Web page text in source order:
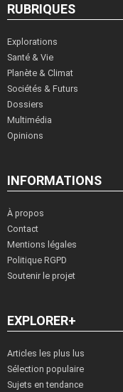
RUBRIQUES
Explorations
Santé & Vie
Planète & Climat
Sociétés & Futurs
Dossiers
Multimédia
Opinions
INFORMATIONS
À propos
Contact
Mentions légales
Politique RGPD
Soutenir le projet
EXPLORER+
Articles les plus lus
Sélection populaire
Sujets en tendance